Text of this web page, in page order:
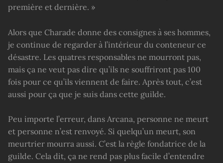
première et dernière. »
Alors que Charade donne des consignes à ses hommes,
je continue de regarder à l’intérieur du conteneur ce
désastre. Les quatres responsables ne mourront pas,
mais ça ne veut pas dire qu’ils ne souffriront pas 100
fois pour ce qu’ils viennent de faire. Après tout, c’est
aussi pour ça que je suis dans cette guilde.
Peu importe l’erreur, dans Arcana, personne ne meurt
et personne n’est renvoyé. Si quelqu’un meurt, son
meurtrier mourra aussi. C’est la règle fondatrice de la
guilde. Cela dit, ça ne rend pas plus facile d’entendre